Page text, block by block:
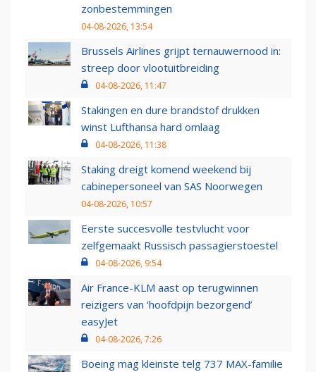
zonbestemmingen
04-08-2026, 13:54
Brussels Airlines grijpt ternauwernood in:
streep door vlootuitbreiding
04-08-2026, 11:47
Stakingen en dure brandstof drukken
winst Lufthansa hard omlaag
04-08-2026, 11:38
Staking dreigt komend weekend bij
cabinepersoneel van SAS Noorwegen
04-08-2026, 10:57
Eerste succesvolle testvlucht voor
zelfgemaakt Russisch passagierstoestel
04-08-2026, 9:54
Air France-KLM aast op terugwinnen
reizigers van ‘hoofdpijn bezorgend’
easyJet
04-08-2026, 7:26
Boeing mag kleinste telg 737 MAX-familie